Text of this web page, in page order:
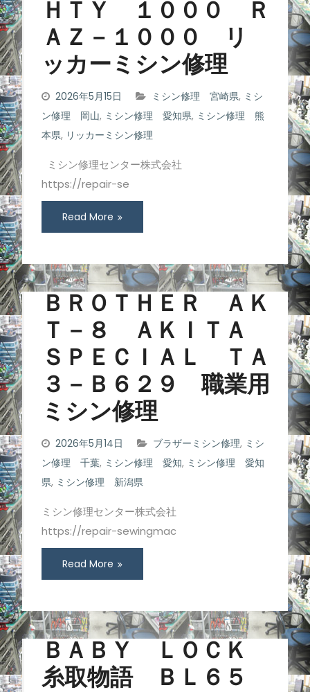
ＨＴＹ １０００ Ｒ
ＡＺ－１０００ リ
ッカーミシン修理
2026年5月15日 ミシン修理 宮崎県, ミシ
ン修理 岡山, ミシン修理 愛知県, ミシン修理 熊
本県, リッカーミシン修理
ミシン修理センター株式会社
https://repair-se
Read More
ＢＲＯＴＨＥＲ ＡＫ
Ｔ－８ ＡＫＩＴＡ
ＳＰＥＣＩＡＬ ＴＡ
３－Ｂ６２９ 職業用
ミシン修理
2026年5月14日 ブラザーミシン修理, ミシ
ン修理 千葉, ミシン修理 愛知, ミシン修理 愛知
県, ミシン修理 新潟県
ミシン修理センター株式会社
https://repair-sewingmac
Read More
ＢＡＢＹ ＬＯＣＫ
糸取物語 ＢＬ６５